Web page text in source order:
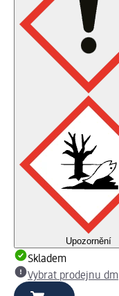
Upozornění
Skladem
Vybrat prodejnu dm